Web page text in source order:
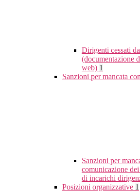
Dirigenti cessati
(documentazione
web) 1
Sanzioni per mancata
Sanzioni per
comunicazione
di incarichi
Posizioni organizzative 1